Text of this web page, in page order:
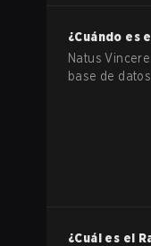
¿Cuándo es
Natus
base de
¿Cuál es el